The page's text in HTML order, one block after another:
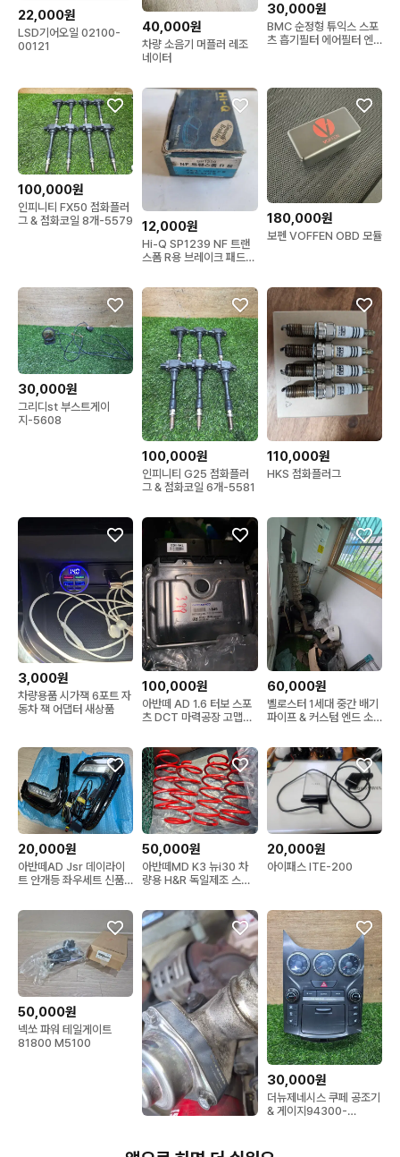
22,000원
LSD기어오일 02100-
00121
40,000원
차량 소음기 머플러 레조
네이터
30,000원
BMC 순정형 튜익스 스포
츠 흡기필터 에어필터 엔
100,000원
인피니티 FX50 점화플러
그 & 점화코일 8개-5579
12,000원
Hi-Q SP1239 NF 트랜
스폼 R용 브레이크 패드/
180,000원
보펜 VOFFEN OBD 모듈
30,000원
그리디st 부스트게이
지-5608
100,000원
인피니티 G25 점화플러
그 & 점화코일 6개-5581
110,000원
HKS 점화플러그
3,000원
차량용품 시가잭 6포트 자
동차 잭 어댑터 새상품
100,000원
아반떼 AD 1.6 터보 스포
츠 DCT 마력공장 고맵
60,000원
벨로스터 1세대 중간 배기
파이프 & 커스텀 엔드 소
20,000원
아반떼AD Jsr 데이라이
트 안개등 좌우세트 신품
50,000원
아반떼MD K3 뉴i30 차
량용 H&R 독일제조 스프
특가
20,000원
아이패스 ITE-200
50,000원
넥쏘 파워 테일게이트
81800 M5100
제네시스 쿠페 토콘 블로
30,000원
더뉴제네시스 쿠페 공조기
& 게이지94300-